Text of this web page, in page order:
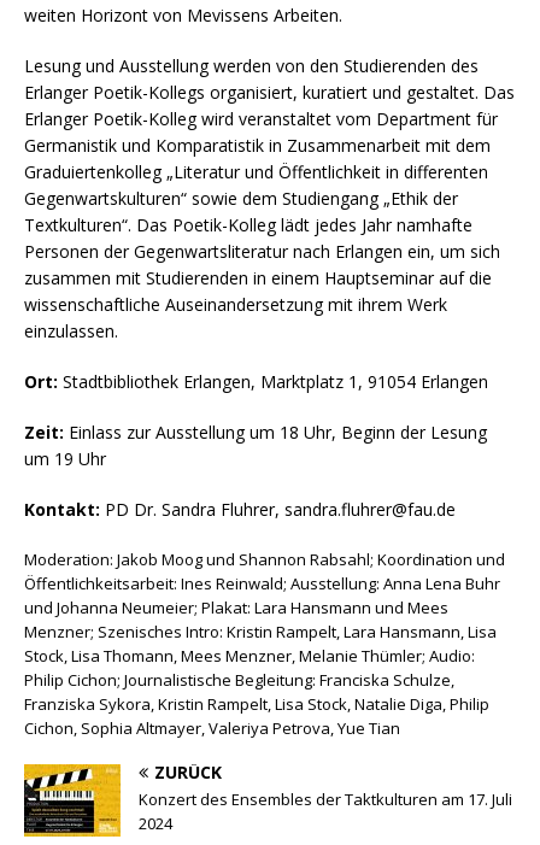
weiten Horizont von Mevissens Arbeiten.
Lesung und Ausstellung werden von den Studierenden des
Erlanger Poetik-Kollegs organisiert, kuratiert und gestaltet. Das
Erlanger Poetik-Kolleg wird veranstaltet vom Department für
Germanistik und Komparatistik in Zusammenarbeit mit dem
Graduiertenkolleg „Literatur und Öffentlichkeit in differenten
Gegenwartskulturen“ sowie dem Studiengang „Ethik der
Textkulturen“. Das Poetik-Kolleg lädt jedes Jahr namhafte
Personen der Gegenwartsliteratur nach Erlangen ein, um sich
zusammen mit Studierenden in einem Hauptseminar auf die
wissenschaftliche Auseinandersetzung mit ihrem Werk
einzulassen.
Ort: Stadtbibliothek Erlangen, Marktplatz 1, 91054 Erlangen
Zeit: Einlass zur Ausstellung um 18 Uhr, Beginn der Lesung
um 19 Uhr
Kontakt: PD Dr. Sandra Fluhrer, sandra.fluhrer@fau.de
Moderation: Jakob Moog und Shannon Rabsahl; Koordination und
Öffentlichkeitsarbeit: Ines Reinwald; Ausstellung: Anna Lena Buhr
und Johanna Neumeier; Plakat: Lara Hansmann und Mees
Menzner; Szenisches Intro: Kristin Rampelt, Lara Hansmann, Lisa
Stock, Lisa Thomann, Mees Menzner, Melanie Thümler; Audio:
Philip Cichon; Journalistische Begleitung: Franciska Schulze,
Franziska Sykora, Kristin Rampelt, Lisa Stock, Natalie Diga, Philip
Cichon, Sophia Altmayer, Valeriya Petrova, Yue Tian
ZURÜCK
Konzert des Ensembles der Taktkulturen am 17. Juli
2024